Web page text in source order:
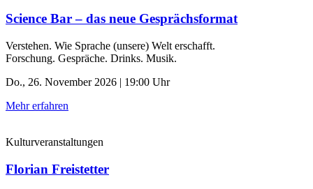
Science Bar – das neue Gesprächsformat
Verstehen. Wie Sprache (unsere) Welt erschafft.
Forschung. Gespräche. Drinks. Musik.
Do., 26. November 2026 | 19:00 Uhr
Mehr erfahren
Kulturveranstaltungen
Florian Freistetter